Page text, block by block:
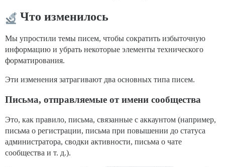
Что изменилось
Мы упростили темы писем, чтобы сократить избыточную
информацию и убрать некоторые элементы технического
форматирования.
Эти изменения затрагивают два основных типа писем.
Письма, отправляемые от имени сообщества
Это, как правило, письма, связанные с аккаунтом (например,
письма о регистрации, письма при повышении до статуса
администратора, сводки активности, письма о чате
сообщества и т. д.).